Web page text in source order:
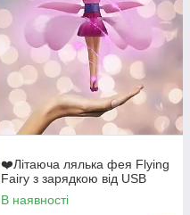
❤️Літаюча лялька фея Flying
Fairy з зарядкою від USB
В наявності